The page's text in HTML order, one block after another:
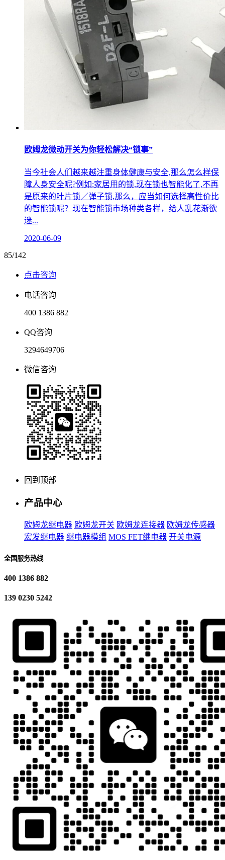
欧姆龙微动开关为你轻松解决“锁事”
当今社会人们越来越注重身体健康与安全,那么怎么样保
障人身安全呢?例如:家居用的锁,现在锁也智能化了,不再
是原来的叶片锁／弹子锁,那么，应当如何选择高性价比
的智能锁呢？现在智能锁市场种类各样，给人乱花渐欲
迷...
2020-06-09
85/142
点击咨询
电话咨询
400 1386 882
QQ咨询
3294649706
微信咨询
回到顶部
产品中心
欧姆龙继电器 欧姆龙开关 欧姆龙连接器 欧姆龙传感器
宏发继电器 继电器模组 MOS FET继电器 开关电源
全国服务热线
400 1386 882
139 0230 5242